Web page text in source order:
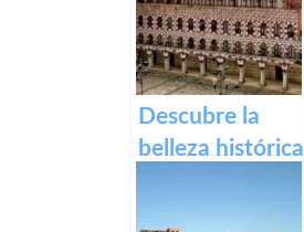
Descubre la
belleza histórica